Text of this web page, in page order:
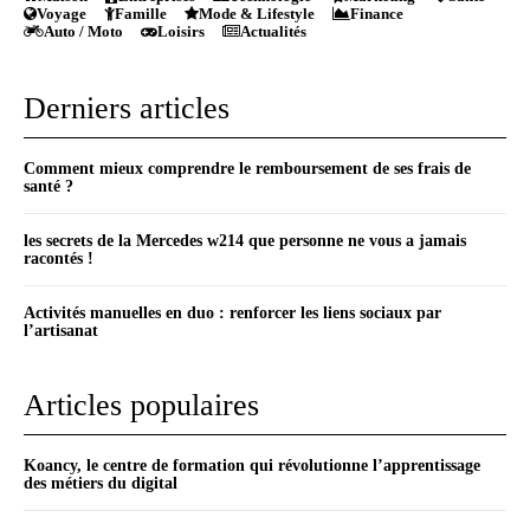
Voyage
Famille Mode & Lifestyle
Finance
Auto / Moto
Loisirs Actualités
Derniers articles
Comment mieux comprendre le remboursement de ses frais de
santé ?
les secrets de la Mercedes w214 que personne ne vous a jamais
racontés !
Activités manuelles en duo : renforcer les liens sociaux par
l’artisanat
Articles populaires
Koancy, le centre de formation qui révolutionne l’apprentissage
des métiers du digital